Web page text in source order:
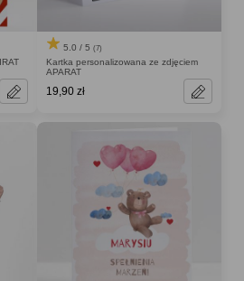
5.0 / 5 (7)
Kartka personalizowana ze zdjęciem
APARAT
19,90 zł